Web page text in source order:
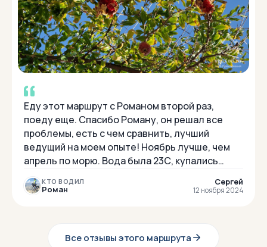
Еду этот маршрут с Романом второй раз,
поеду еще. Спасибо Роману, он решал все
проблемы, есть с чем сравнить, лучший
ведущий на моем опыте! Ноябрь лучше, чем
апрель по морю. Вода была 23С, купались
чисто...
КТО ВОДИЛ
Роман
Сергей
12 ноября 2024
Все отзывы этого маршрута